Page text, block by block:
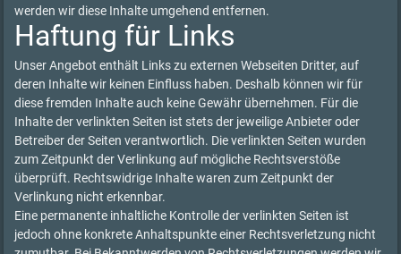
werden wir diese Inhalte umgehend entfernen.
Haftung für Links
Unser Angebot enthält Links zu externen Webseiten Dritter, auf
deren Inhalte wir keinen Einfluss haben. Deshalb können wir für
diese fremden Inhalte auch keine Gewähr übernehmen. Für die
Inhalte der verlinkten Seiten ist stets der jeweilige Anbieter oder
Betreiber der Seiten verantwortlich. Die verlinkten Seiten wurden
zum Zeitpunkt der Verlinkung auf mögliche Rechtsverstöße
überprüft. Rechtswidrige Inhalte waren zum Zeitpunkt der
Verlinkung nicht erkennbar.
Eine permanente inhaltliche Kontrolle der verlinkten Seiten ist
jedoch ohne konkrete Anhaltspunkte einer Rechtsverletzung nicht